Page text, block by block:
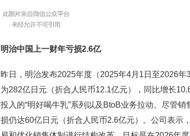
明治中国上一财年亏损2.6亿
昨日，明治发布2025年度（2025年4月1日至2026
为282亿日元（折合人民币12.1亿元），同比增长
投入的“明好喝牛乳”系列以及BtoB业务拉动。尽管
损仍达60亿日元（折合人民币2.6亿元）。公司表示